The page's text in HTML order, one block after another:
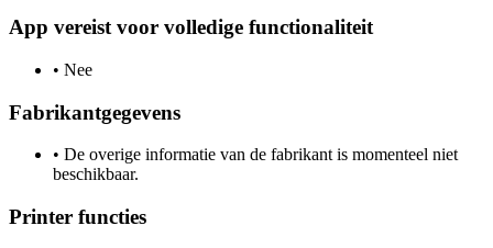
App vereist voor volledige functionaliteit
• Nee
Fabrikantgegevens
• De overige informatie van de fabrikant is momenteel niet
beschikbaar.
Printer functies